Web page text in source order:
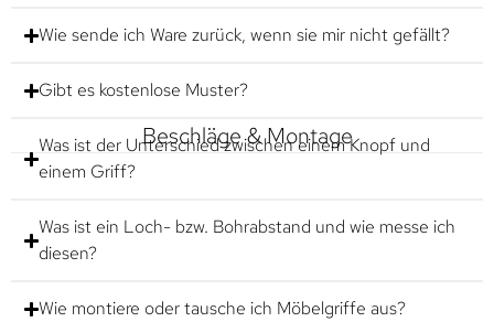
Wie sende ich Ware zurück, wenn sie mir nicht gefällt?
Gibt es kostenlose Muster?
Beschläge & Montage
Was ist der Unterschied zwischen einem Knopf und
einem Griff?
Was ist ein Loch- bzw. Bohrabstand und wie messe ich
diesen?
Wie montiere oder tausche ich Möbelgriffe aus?